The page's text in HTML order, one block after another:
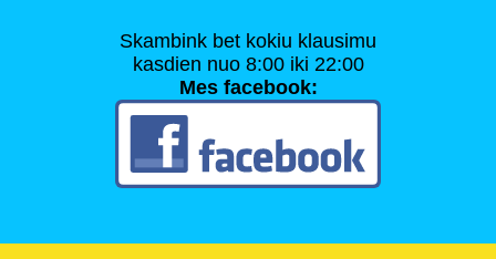
Skambink bet kokiu klausimu
kasdien nuo 8:00 iki 22:00
Mes facebook: